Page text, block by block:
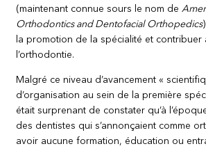
(maintenant connue sours le nom de
Orthodontics and Dentofacial Orthopedics
la promotion de la spécialité et contribuer
l’orthodontie.
Malgré ce niveau d’avancement «
d’organisation au sein de la première
était surprenant de constater qu’à
des dentistes qui s’annonçaient comme
avoir aucune formation, éducation ou